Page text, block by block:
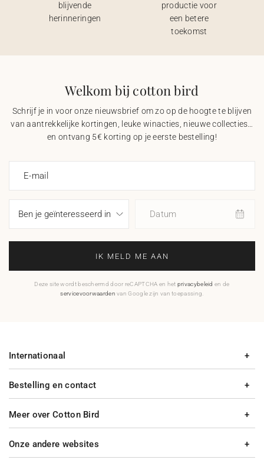
blijvende
herinneringen
productie voor
een betere
toekomst
Welkom bij cotton bird
Schrijf je in voor onze nieuwsbrief om zo op de hoogte te blijven
van aantrekkelijke kortingen, leuke winacties, nieuwe collecties…
en ontvang 5€ korting op je eerste bestelling!
E-mail
Datum
IK MELD ME AAN
Deze site wordt beschermd door reCAPTCHA en het privacybeleid en de
servicevoorwaarden van Google zijn van toepassing.
Bestelling en contact
Meer over Cotton Bird
Internationaal
Onze andere websites